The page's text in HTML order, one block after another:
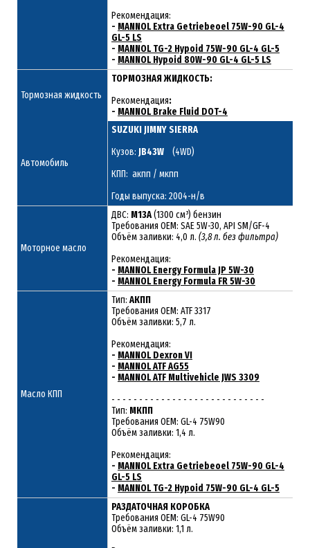
Рекомендация:
- MANNOL Extra Getriebeoel 75W-90 GL-4
GL-5 LS
- MANNOL TG-2 Hypoid 75W-90 GL-4 GL-5
- MANNOL Hypoid 80W-90 GL-4 GL-5 LS
Тормозная жидкость
ТОРМОЗНАЯ ЖИДКОСТЬ:
Рекомендация:
- MANNOL Brake Fluid DOT-4
Автомобиль
SUZUKI JIMNY SIERRA
Кузов: JB43W (4WD)
КПП: акпп / мкпп
Годы выпуска: 2004-н/в
Моторное масло
ДВС: M13A(1300 см³) бензин
Требования ОЕМ: SAE 5W-30, API SM/GF-4
Объём заливки: 4,0 л. (3,8 л. без фильтра)
Рекомендация:
- MANNOL Energy Formula JP 5W-30
- MANNOL Energy Formula FR 5W-30
Масло КПП
Тип: АКПП
Требования OEM: ATF 3317
Объём заливки: 5,7 л.
Рекомендация:
- MANNOL Dexron VI
- MANNOL ATF AG55
- MANNOL ATF Multivehicle JWS 3309
- - - - - - - - - - - - - - - - - - - - - - - - - - - -
Тип: МКПП
Требования OEM: GL-4 75W90
Объём заливки: 1,4 л.
Рекомендация:
- MANNOL Extra Getriebeoel 75W-90 GL-4
GL-5 LS
- MANNOL TG-2 Hypoid 75W-90 GL-4 GL-5
РАЗДАТОЧНАЯ КОРОБКА
Требования ОЕМ: GL-4 75W90
Объём заливки: 1,1 л.